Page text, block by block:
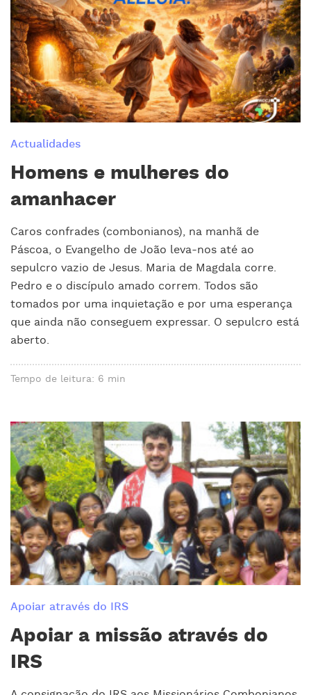
Actualidades
Homens e mulheres do
amanhacer
Caros confrades (combonianos), na manhã de
Páscoa, o Evangelho de João leva-nos até ao
sepulcro vazio de Jesus. Maria de Magdala corre.
Pedro e o discípulo amado correm. Todos são
tomados por uma inquietação e por uma esperança
que ainda não conseguem expressar. O sepulcro está
aberto.
Tempo de leitura: 6 min
Apoiar através do IRS
Apoiar a missão através do
IRS